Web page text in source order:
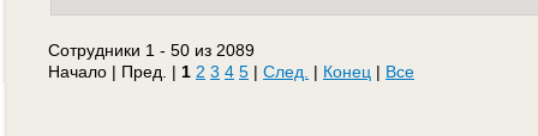
Сотрудники 1 - 50 из 2089
Начало | Пред. | 1 2 3 4 5 | След. | Конец | Все